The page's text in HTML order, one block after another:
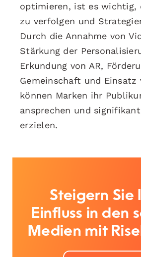
optimieren, ist es wichtig,
zu verfolgen und
Durch die Annahme von
Stärkung der
Erkundung von AR,
Gemeinschaft und Einsatz
können Marken ihr
ansprechen und
erzielen.
Steigern Sie
Einfluss in den
Medien mit